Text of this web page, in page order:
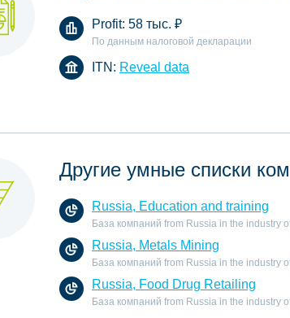
Profit: 58 тыс. ₽
По данным налоговой декларации
ITN: Reveal data
Другие умные списки
Russia, Education and training
База компаний from Russia in the industry
Russia, Metals Mining
База компаний from Russia in the industry
Russia, Food Drug Retailing
База компаний from Russia in the industry